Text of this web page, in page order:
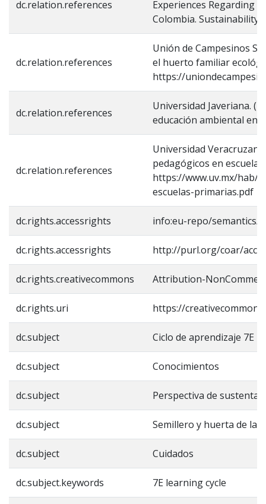
dc.relation.references
Experiences Regarding
Colombia. Sustainability,
dc.relation.references
Unión de Campesinos
el huerto familiar
https://
dc.relation.references
Universidad Javeriana.
educación ambiental en
dc.relation.references
Universidad
pedagógicos en
https://www.uv.mx/hab/
escuelas-primarias.pdf
dc.rights.accessrights info:eu-repo/semantics/
dc.rights.accessrights http://purl.org/coar/
dc.rights.creativecommons Attribution-
dc.rights.uri https://
dc.subject Ciclo de aprendizaje 7E
dc.subject Conocimientos
dc.subject Perspectiva de
dc.subject Semillero y huerta de la
dc.subject Cuidados
dc.subject.keywords 7E learning cycle